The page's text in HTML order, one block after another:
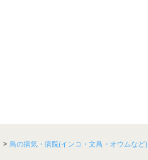
> 鳥の病気・病院(インコ・文鳥・オウムなど)